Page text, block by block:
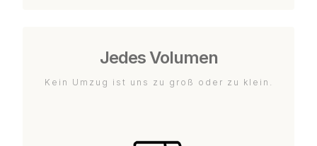
Jedes Volumen
Kein Umzug ist uns zu groß oder zu klein.